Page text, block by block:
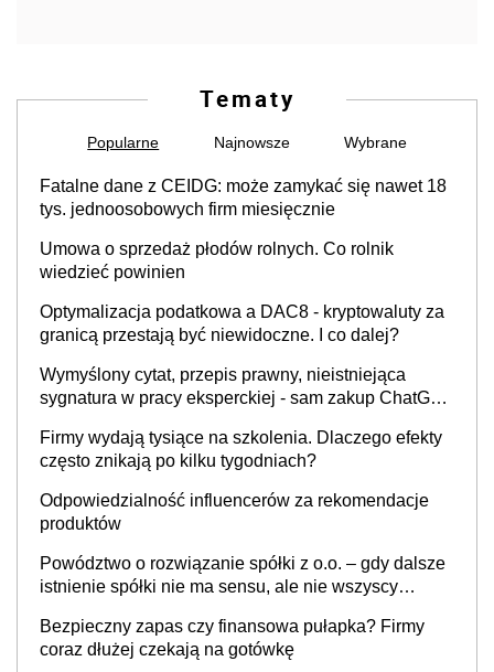
Tematy
Popularne Najnowsze Wybrane
Fatalne dane z CEIDG: może zamykać się nawet 18
tys. jednoosobowych firm miesięcznie
Umowa o sprzedaż płodów rolnych. Co rolnik
wiedzieć powinien
Optymalizacja podatkowa a DAC8 - kryptowaluty za
granicą przestają być niewidoczne. I co dalej?
Wymyślony cytat, przepis prawny, nieistniejąca
sygnatura w pracy eksperckiej - sam zakup ChatGPT
Firmy wydają tysiące na szkolenia. Dlaczego efekty
często znikają po kilku tygodniach?
Odpowiedzialność influencerów za rekomendacje
produktów
Powództwo o rozwiązanie spółki z o.o. – gdy dalsze
istnienie spółki nie ma sensu, ale nie wszyscy
Bezpieczny zapas czy finansowa pułapka? Firmy
coraz dłużej czekają na gotówkę